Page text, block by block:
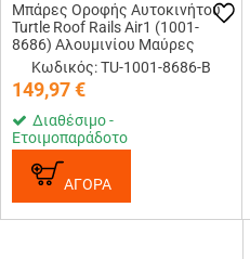
Μπάρες Οροφής Αυτοκινήτου
Turtle Roof Rails Air1 (1001-
8686) Αλουμινίου Μαύρες
Κωδικός: TU-1001-8686-B
149,97€
Διαθέσιμο -
Ετοιμοπαράδοτο
ΑΓΟΡΑ